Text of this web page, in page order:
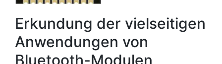
Erkundung der vielseitigen
Anwendungen von
Bluetooth-Modulen